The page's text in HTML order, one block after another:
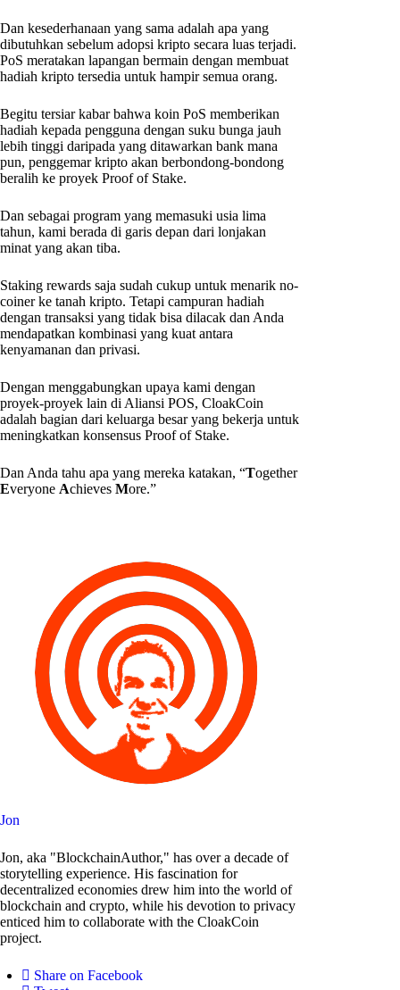
Dan kesederhanaan yang sama adalah apa yang
dibutuhkan sebelum adopsi kripto secara luas terjadi.
PoS meratakan lapangan bermain dengan membuat
hadiah kripto tersedia untuk hampir semua orang.
Begitu tersiar kabar bahwa koin PoS memberikan
hadiah kepada pengguna dengan suku bunga jauh
lebih tinggi daripada yang ditawarkan bank mana
pun, penggemar kripto akan berbondong-bondong
beralih ke proyek Proof of Stake.
Dan sebagai program yang memasuki usia lima
tahun, kami berada di garis depan dari lonjakan
minat yang akan tiba.
Staking rewards saja sudah cukup untuk menarik no-
coiner ke tanah kripto. Tetapi campuran hadiah
dengan transaksi yang tidak bisa dilacak dan Anda
mendapatkan kombinasi yang kuat antara
kenyamanan dan privasi.
Dengan menggabungkan upaya kami dengan
proyek-proyek lain di Aliansi POS, CloakCoin
adalah bagian dari keluarga besar yang bekerja untuk
meningkatkan konsensus Proof of Stake.
Dan Anda tahu apa yang mereka katakan, “Together
Everyone Achieves More.”
Jon
Jon, aka "BlockchainAuthor," has over a decade of
storytelling experience. His fascination for
decentralized economies drew him into the world of
blockchain and crypto, while his devotion to privacy
enticed him to collaborate with the CloakCoin
project.
Share on Facebook